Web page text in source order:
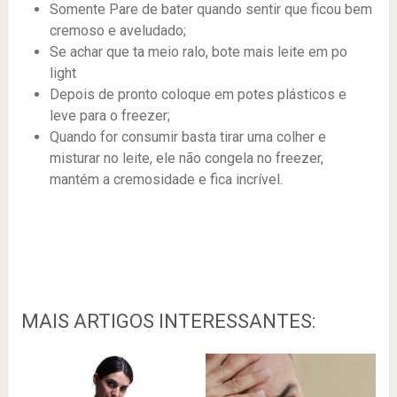
Somente Pare de bater quando sentir que ficou bem
cremoso e aveludado;
Se achar que ta meio ralo, bote mais leite em po
light
Depois de pronto coloque em potes plásticos e
leve para o freezer;
Quando for consumir basta tirar uma colher e
misturar no leite, ele não congela no freezer,
mantém a cremosidade e fica incrível.
MAIS ARTIGOS INTERESSANTES: